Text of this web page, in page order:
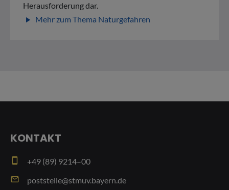
Herausforderung dar.
play_arrow Mehr zum Thema Naturgefahren
KONTAKT
smartphone +49 (89) 9214–00
email poststelle@stmuv.bayern.de